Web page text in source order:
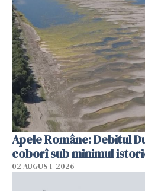
Apele Române: Debitul
coborî sub minimul
02 AUGUST 2026